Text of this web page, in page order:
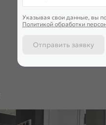
Указывая свои данные, вы
Политикой обработки
Отправить заявку